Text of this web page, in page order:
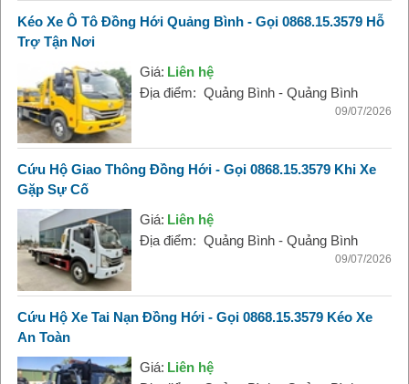
Kéo Xe Ô Tô Đồng Hới Quảng Bình - Gọi 0868.15.3579 Hỗ
Trợ Tận Nơi
Giá: Liên hệ
Địa điểm: Quảng Bình - Quảng Bình
09/07/2026
Cứu Hộ Giao Thông Đồng Hới - Gọi 0868.15.3579 Khi Xe
Gặp Sự Cố
Giá: Liên hệ
Địa điểm: Quảng Bình - Quảng Bình
09/07/2026
Cứu Hộ Xe Tai Nạn Đồng Hới - Gọi 0868.15.3579 Kéo Xe
An Toàn
Giá: Liên hệ